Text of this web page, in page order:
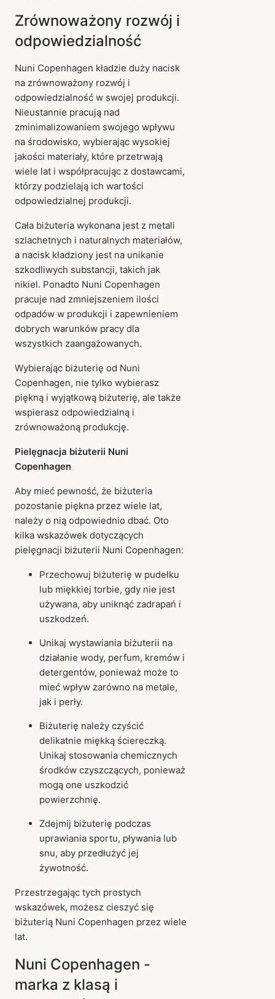
Zrównoważony rozwój i
odpowiedzialność
Nuni Copenhagen kładzie duży nacisk
na zrównoważony rozwój i
odpowiedzialność w swojej produkcji.
Nieustannie pracują nad
zminimalizowaniem swojego wpływu
na środowisko, wybierając wysokiej
jakości materiały, które przetrwają
wiele lat i współpracując z dostawcami,
którzy podzielają ich wartości
odpowiedzialnej produkcji.
Cała biżuteria wykonana jest z metali
szlachetnych i naturalnych materiałów,
a nacisk kładziony jest na unikanie
szkodliwych substancji, takich jak
nikiel. Ponadto Nuni Copenhagen
pracuje nad zmniejszeniem ilości
odpadów w produkcji i zapewnieniem
dobrych warunków pracy dla
wszystkich zaangażowanych.
Wybierając biżuterię od Nuni
Copenhagen, nie tylko wybierasz
piękną i wyjątkową biżuterię, ale także
wspierasz odpowiedzialną i
zrównoważoną produkcję.
Pielęgnacja biżuterii Nuni
Copenhagen
Aby mieć pewność, że biżuteria
pozostanie piękna przez wiele lat,
należy o nią odpowiednio dbać. Oto
kilka wskazówek dotyczących
pielęgnacji biżuterii Nuni Copenhagen:
Przechowuj biżuterię w pudełku
lub miękkiej torbie, gdy nie jest
używana, aby uniknąć zadrapań i
uszkodzeń.
Unikaj wystawiania biżuterii na
działanie wody, perfum, kremów i
detergentów, ponieważ może to
mieć wpływ zarówno na metale,
jak i perły.
Biżuterię należy czyścić
delikatnie miękką ściereczką.
Unikaj stosowania chemicznych
środków czyszczących, ponieważ
mogą one uszkodzić
powierzchnię.
Zdejmij biżuterię podczas
uprawiania sportu, pływania lub
snu, aby przedłużyć jej
żywotność.
Przestrzegając tych prostych
wskazówek, możesz cieszyć się
biżuterią Nuni Copenhagen przez wiele
lat.
Nuni Copenhagen -
marka z klasą i